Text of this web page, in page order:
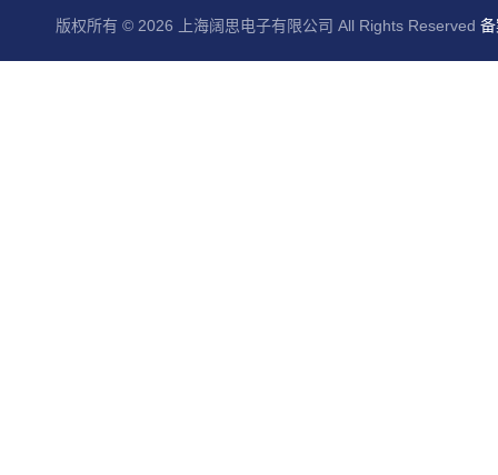
版权所有 © 2026 上海阔思电子有限公司 All Rights Reserved